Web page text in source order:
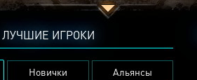
ЛУЧШИЕ ИГРОКИ
Новички Альянсы